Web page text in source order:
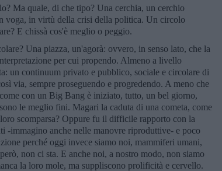
Ma quale, di che tipo? Una cerchia, un cerchio
voga, in virtù della crisi della politica. Un circolo
E chissà cos'è meglio o peggio.
Una piazza, un'agorà: ovvero, in senso lato, che la
per cui propendo. Almeno a livello
un continuum privato e pubblico, sociale e circolare di
via, sempre proseguendo e progredendo. A meno che
con un Big Bang è iniziato, tutto, un bel giorno,
le meglio fini. Magari la caduta di una cometa, come
scomparsa? Oppure fu il difficile rapporto con la
-immagino anche nelle manovre riproduttive- e poco
perché oggi invece siamo noi, mammiferi umani,
non ci sta. E anche noi, a nostro modo, non siamo
la loro mole, ma suppliscono prolificità e cervello.